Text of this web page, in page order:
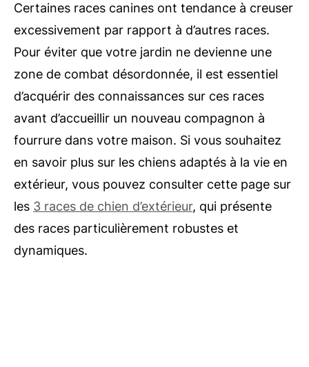
Certaines races canines ont tendance à creuser
excessivement par rapport à d’autres races.
Pour éviter que votre jardin ne devienne une
zone de combat désordonnée, il est essentiel
d’acquérir des connaissances sur ces races
avant d’accueillir un nouveau compagnon à
fourrure dans votre maison. Si vous souhaitez
en savoir plus sur les chiens adaptés à la vie en
extérieur, vous pouvez consulter cette page sur
les 3 races de chien d’extérieur, qui présente
des races particulièrement robustes et
dynamiques.